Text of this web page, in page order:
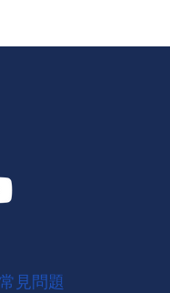
常見問題